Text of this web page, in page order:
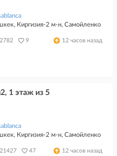
Киргизия-2 м-н, Самойленко
2782 9 12 часов назад
1 этаж из 5
Киргизия-2 м-н, Самойленко
21427 47 12 часов назад